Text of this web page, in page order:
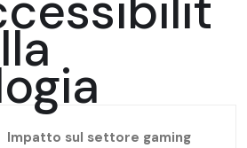
Impatto sul settore gaming